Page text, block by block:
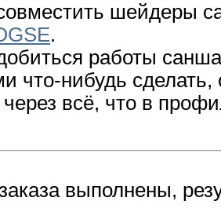
шейдеры
.
работы
что-нибудь сделать,
всё, что в
выполнены,